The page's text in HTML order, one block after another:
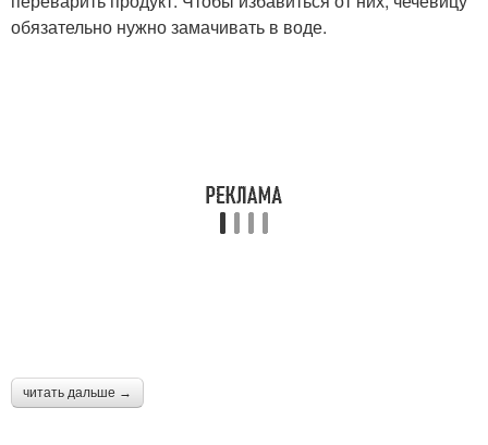
обязательно нужно замачивать в воде.
читать дальше →